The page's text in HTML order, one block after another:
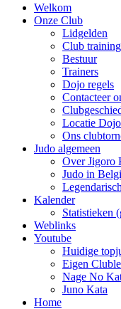
Welkom
Onze Club
Lidgelden
Club
Bestuur
Trainers
Dojo regels
Contacteer
Locatie Dojo
Ons
Judo algemeen
Over Jigoro
Judo in
Kalender
Statistieken
Weblinks
Youtube
Huidige
Eigen
Nage No
Juno Kata
Home